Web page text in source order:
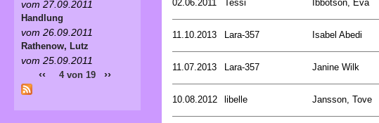
02.06.2011 Tessi Ibbotson, Eva
11.10.2013 Lara-357 Isabel Abedi
11.07.2013 Lara-357 Janine Wilk
10.08.2012 libelle Jansson, Tove
vom 27.09.2011
Handlung
vom 26.09.2011
Rathenow, Lutz
vom 25.09.2011
‹‹ 4 von 19 ››